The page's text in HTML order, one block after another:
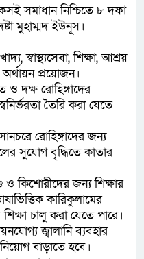
সমাধান নিশ্চিতে ৮ দফা
মুহাম্মদ ইউনূস।
স্বাস্থ্যসেবা, শিক্ষা, আশ্রয়
প্রয়োজন।
ও দক্ষ রোহিঙ্গাদের
তৈরি করা যেতে
রোহিঙ্গাদের জন্য
সুযোগ বৃদ্ধিতে কাতার
কিশোরীদের জন্য শিক্ষার
কারিকুলামের
চালু করা যেতে পারে।
জ্বালানি ব্যবহার
বাড়াতে হবে।